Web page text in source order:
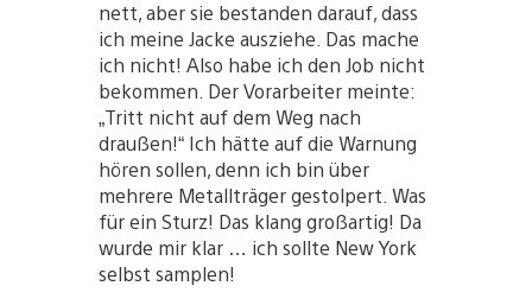
nett, aber sie bestanden darauf, dass
ich meine Jacke ausziehe. Das mache
ich nicht! Also habe ich den Job nicht
bekommen. Der Vorarbeiter meinte:
„Tritt nicht auf dem Weg nach
draußen!“ Ich hätte auf die Warnung
hören sollen, denn ich bin über
mehrere Metallträger gestolpert. Was
für ein Sturz! Das klang großartig! Da
wurde mir klar … ich sollte New York
selbst samplen!